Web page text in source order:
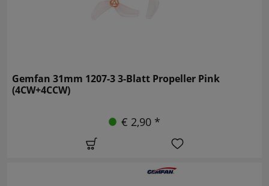
Gemfan 31mm 1207-3 3-Blatt Propeller Pink
(4CW+4CCW)
€ 2,90 *